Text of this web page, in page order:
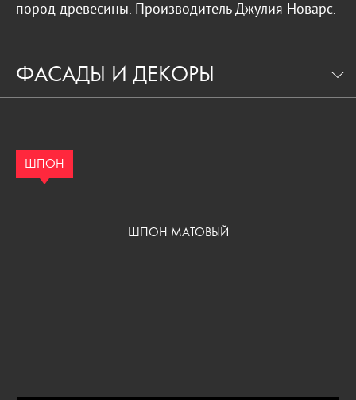
пород древесины. Производитель Джулия Новарс.
ФАСАДЫ И ДЕКОРЫ
ШПОН
ШПОН МАТОВЫЙ